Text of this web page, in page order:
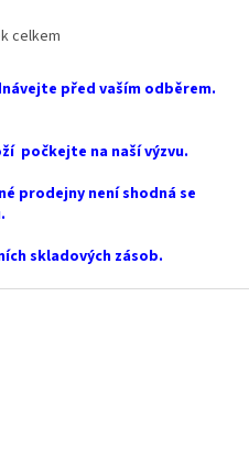
O
l
a
í
p
v
y
celkem
před vaším odběrem.
počkejte na naší výzvu.
prodejny není shodná se
skladových zásob.